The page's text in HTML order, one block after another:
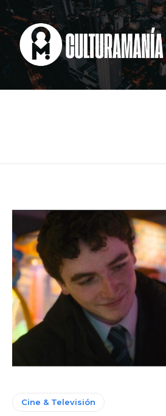
Cine & Televisión